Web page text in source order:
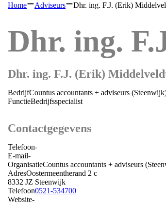
Home Adviseurs Dhr. ing. F.J. (Erik)
Dhr. ing.
Dhr. ing. F.J. (Erik)
BedrijfCountus accountants + adviseurs
FunctieBedrijfsspecialist
Contactgegevens
Telefoon-
E-mail-
OrganisatieCountus accountants + adviseurs
AdresOostermeentherand 2 c
8332 JZ Steenwijk
Telefoon0521-534700
Website-